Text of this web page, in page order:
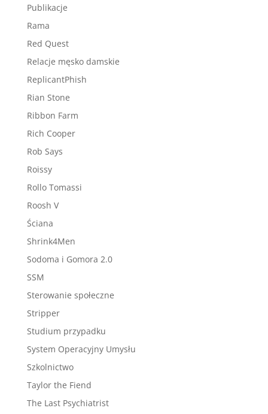
Publikacje
Rama
Red Quest
Relacje męsko damskie
ReplicantPhish
Rian Stone
Ribbon Farm
Rich Cooper
Rob Says
Roissy
Rollo Tomassi
Roosh V
Ściana
Shrink4Men
Sodoma i Gomora 2.0
SSM
Sterowanie społeczne
Stripper
Studium przypadku
System Operacyjny Umysłu
Szkolnictwo
Taylor the Fiend
The Last Psychiatrist